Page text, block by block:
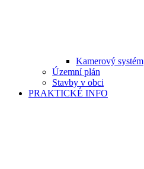
Kamerový systém
Územní plán
Stavby v obci
PRAKTICKÉ INFO